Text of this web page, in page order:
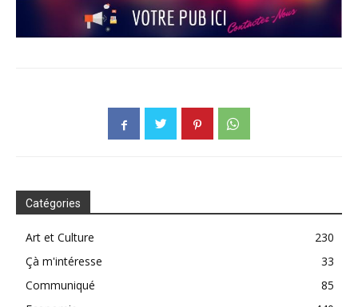
Catégories
Art et Culture
230
Çà m'intéresse
33
Communiqué
85